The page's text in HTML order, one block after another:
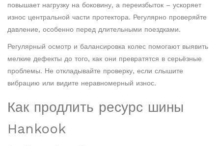
повышает нагрузку на боковину, а переизбыток – ускоряет
износ центральной части протектора. Регулярно проверяйте
давление, особенно перед длительными поездками.
Регулярный осмотр и балансировка колес помогают выявить
мелкие дефекты до того, как они превратятся в серьёзные
проблемы. Не откладывайте проверку, если слышите
вибрацию или видите неравномерный износ.
Как продлить ресурс шины
Hankook